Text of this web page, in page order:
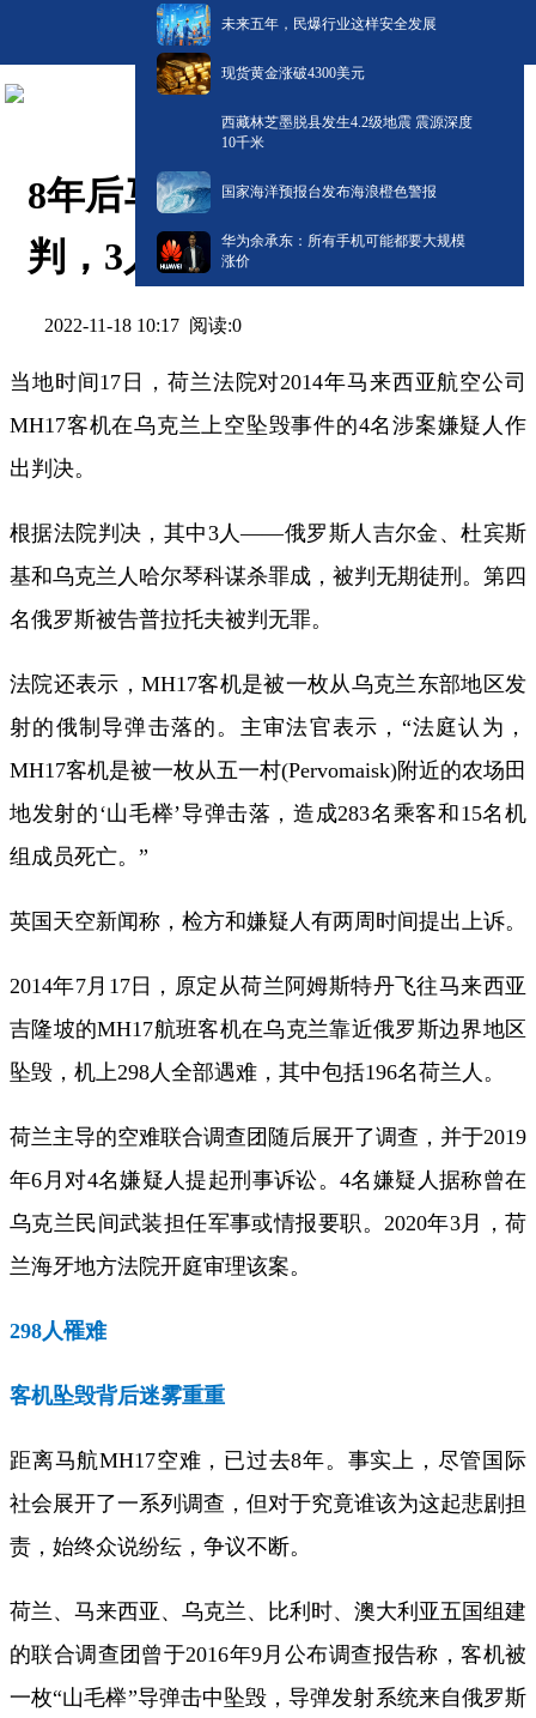
未来五年，民爆行业这样安全发展
现货黄金涨破4300美元
西藏林芝墨脱县发生4.2级地震 震源深度
10千米
国家海洋预报台发布海浪橙色警报
华为余承东：所有手机可能都要大规模
涨价
8年后马航MH17坠机案终宣
判，3人被判无期徒刑
2022-11-18 10:17 阅读:0
当地时间17日，荷兰法院对2014年马来西亚航空公司
MH17客机在乌克兰上空坠毁事件的4名涉案嫌疑人作
出判决。
根据法院判决，其中3人——俄罗斯人吉尔金、杜宾斯
基和乌克兰人哈尔琴科谋杀罪成，被判无期徒刑。第四
名俄罗斯被告普拉托夫被判无罪。
法院还表示，MH17客机是被一枚从乌克兰东部地区发
射的俄制导弹击落的。主审法官表示，“法庭认为，
MH17客机是被一枚从五一村(Pervomaisk)附近的农场田
地发射的‘山毛榉’导弹击落，造成283名乘客和15名机
组成员死亡。”
英国天空新闻称，检方和嫌疑人有两周时间提出上诉。
2014年7月17日，原定从荷兰阿姆斯特丹飞往马来西亚
吉隆坡的MH17航班客机在乌克兰靠近俄罗斯边界地区
坠毁，机上298人全部遇难，其中包括196名荷兰人。
荷兰主导的空难联合调查团随后展开了调查，并于2019
年6月对4名嫌疑人提起刑事诉讼。4名嫌疑人据称曾在
乌克兰民间武装担任军事或情报要职。2020年3月，荷
兰海牙地方法院开庭审理该案。
298人罹难
客机坠毁背后迷雾重重
距离马航MH17空难，已过去8年。事实上，尽管国际
社会展开了一系列调查，但对于究竟谁该为这起悲剧担
责，始终众说纷纭，争议不断。
荷兰、马来西亚、乌克兰、比利时、澳大利亚五国组建
的联合调查团曾于2016年9月公布调查报告称，客机被
一枚“山毛榉”导弹击中坠毁，导弹发射系统来自俄罗斯